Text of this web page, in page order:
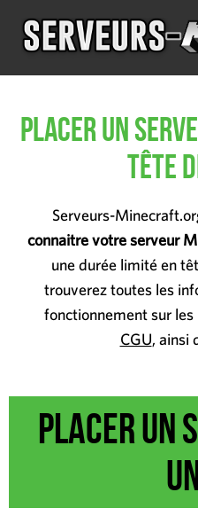
Placer un
tête
Serveurs-
connaitre votre serveur
une durée limité en
trouverez toutes les
fonctionnement sur les
CGU, ainsi
Placer un